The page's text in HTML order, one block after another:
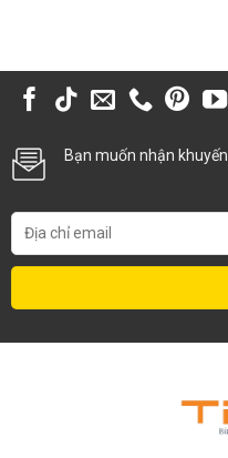
Bạn muốn nhận